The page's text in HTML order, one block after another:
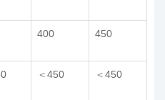
400 450
＜450 ＜450